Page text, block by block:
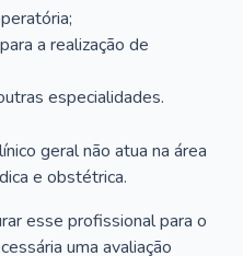
a realização de
especialidades.
geral não atua na área
e obstétrica.
esse profissional para o
uma avaliação